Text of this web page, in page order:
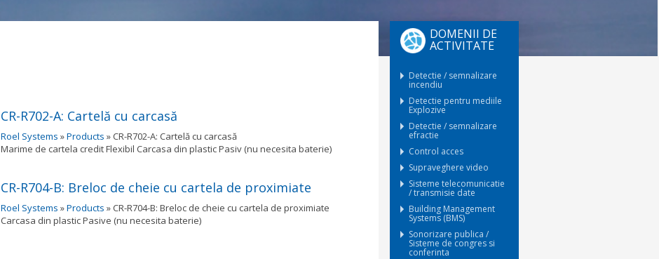
CR-R702-A: Cartelă cu carcasă
Roel Systems »Products » CR-R702-A: Cartelă cu carcasă
Marime de cartela credit Flexibil Carcasa din plastic Pasiv (nu necesita baterie)
CR-R704-B: Breloc de cheie cu cartela de proximiate
Roel Systems »Products » CR-R704-B: Breloc de cheie cu cartela de proximiate
Carcasa din plastic Pasive (nu necesita baterie)
DOMENII DE
ACTIVITATE
Detectie / semnalizare
incendiu
Detectie pentru mediile
Explozive
Detectie / semnalizare
efractie
Control acces
Supraveghere video
Sisteme telecomunicatie
/ transmisie date
Building Management
Systems (BMS)
Sonorizare publica /
Sisteme de congres si
conferinta